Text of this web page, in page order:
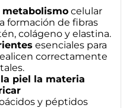
metabolismocelular
formación de fibras
colágeno y elastina.
esenciales para
correctamente
piel la materia
y péptidos